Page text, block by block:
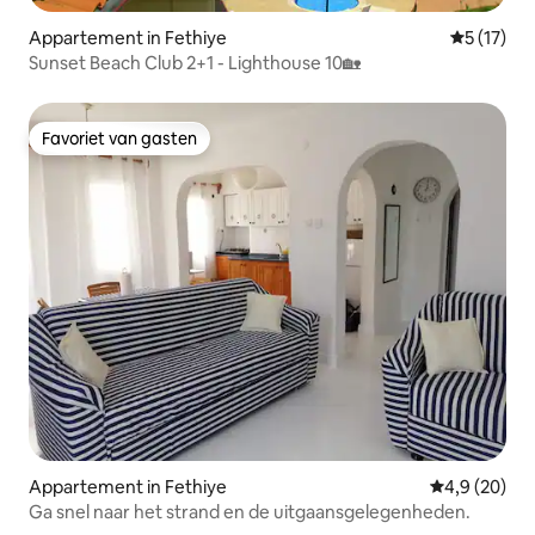
Appartement in Fethiye
5 (17)
Sunset Beach Club 2+1 - Lighthouse 10🏡
Favoriet van gasten
Favoriet van gasten
Appartement in Fethiye Gemiddelde
4,9 (20)
Ga snel naar het strand en de uitgaansgelegenheden.